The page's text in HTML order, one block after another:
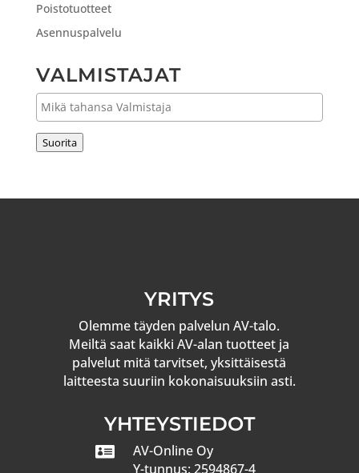
Poistotuotteet
Asennuspalvelu
VALMISTAJAT
Suorita
YRITYS
Olemme täyden palvelun AV-talo.
Meiltä saat kaikki AV-alan tuotteet ja
palvelut mitä tarvitset, yksittäisestä
laitteesta suuriin kokonaisuuksiin asti.
YHTEYSTIEDOT

AV-Online Oy
Y-tunnus: 2594867-4